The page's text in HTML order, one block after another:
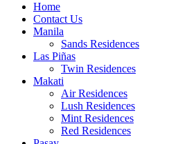
Home
Contact Us
Manila
Sands Residences
Las Piñas
Twin Residences
Makati
Air Residences
Lush Residences
Mint Residences
Red Residences